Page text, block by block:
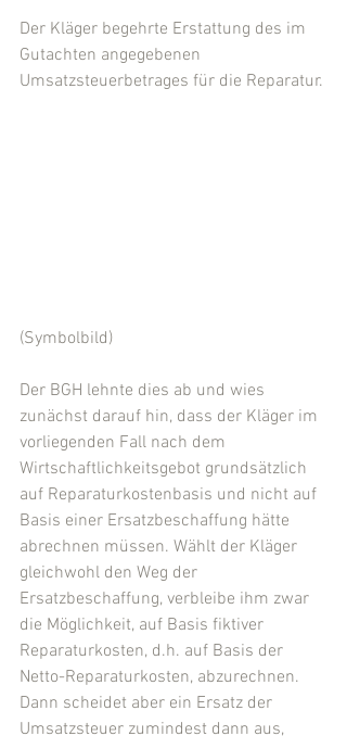
Der Kläger begehrte Erstattung des im
Gutachten angegebenen
Umsatzsteuerbetrages für die Reparatur.
(Symbolbild)
Der BGH lehnte dies ab und wies
zunächst darauf hin, dass der Kläger im
vorliegenden Fall nach dem
Wirtschaftlichkeitsgebot grundsätzlich
auf Reparaturkostenbasis und nicht auf
Basis einer Ersatzbeschaffung hätte
abrechnen müssen. Wählt der Kläger
gleichwohl den Weg der
Ersatzbeschaffung, verbleibe ihm zwar
die Möglichkeit, auf Basis fiktiver
Reparaturkosten, d.h. auf Basis der
Netto-Reparaturkosten, abzurechnen.
Dann scheidet aber ein Ersatz der
Umsatzsteuer zumindest dann aus,